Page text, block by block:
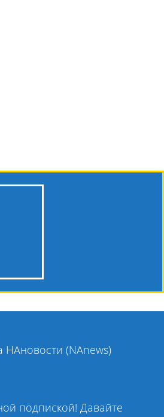
НАновости (NAnews)
подпиской! Давайте